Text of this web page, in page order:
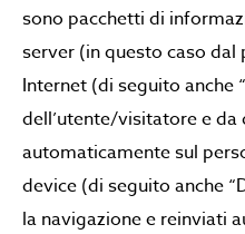
sono pacchetti di
server (in questo caso
Internet (di seguito anche
dell’utente/visitatore e
automaticamente sul
device (di seguito anche
la navigazione e reinviati